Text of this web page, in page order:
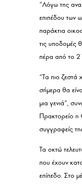
“Λόγω της
επιπέδου των
παράκτια
τις υποδομές
πέρα από το
“Τα πιο ζεστά
σήμερα θα
μια γενιά”,
Πρακτορείο η
συγγραφείς
Τα οκτώ
που έχουν
επίπεδο. Στο